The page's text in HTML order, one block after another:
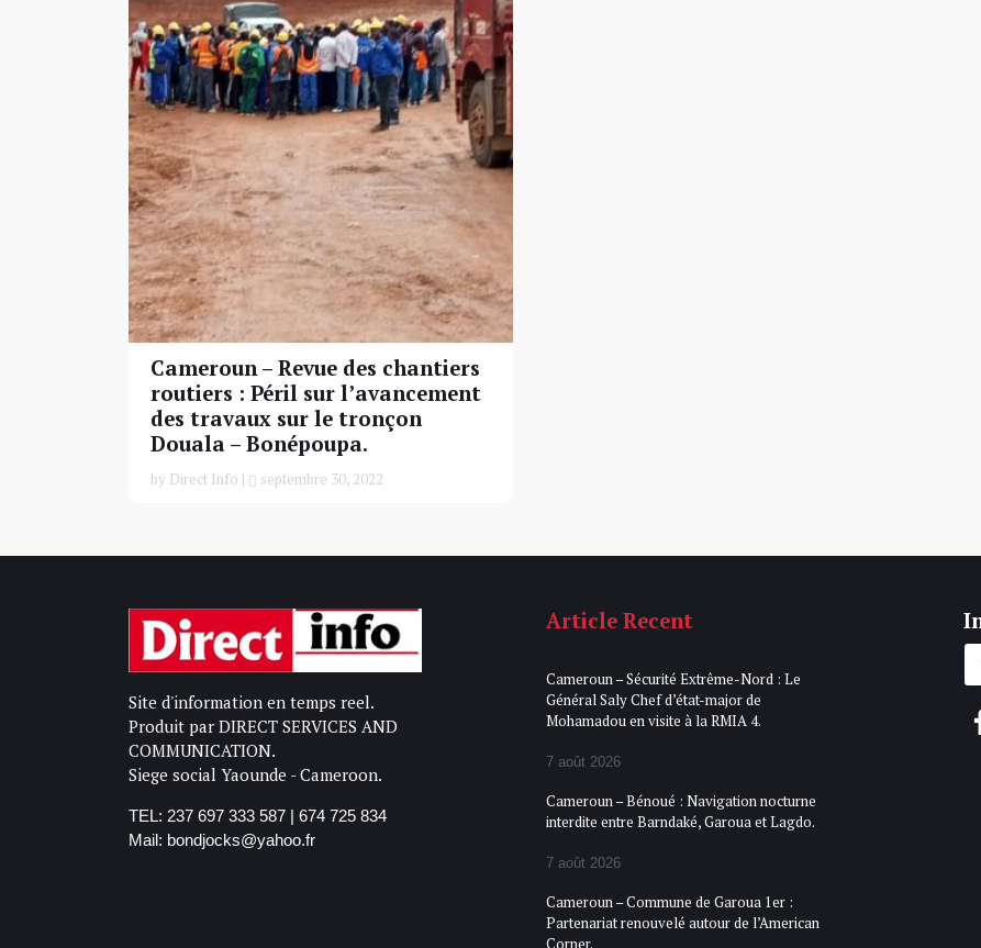
Cameroun – Revue des chantiers
routiers : Péril sur l’avancement
des travaux sur le tronçon
Douala – Bonépoupa.
by Direct Info | septembre 30, 2022
Site d'information en temps reel.
Produit par DIRECT SERVICES AND
COMMUNICATION.
Siege social Yaounde - Cameroon.
TEL: 237 697 333 587 | 674 725 834
Mail: bondjocks@yahoo.fr
Article Recent
Cameroun – Sécurité Extrême-Nord : Le
Général Saly Chef d’état-major de
Mohamadou en visite à la RMIA 4.
7 août 2026
Cameroun – Bénoué : Navigation nocturne
interdite entre Barndaké, Garoua et Lagdo.
7 août 2026
Cameroun – Commune de Garoua 1er :
Partenariat renouvelé autour de l’American
Corner.